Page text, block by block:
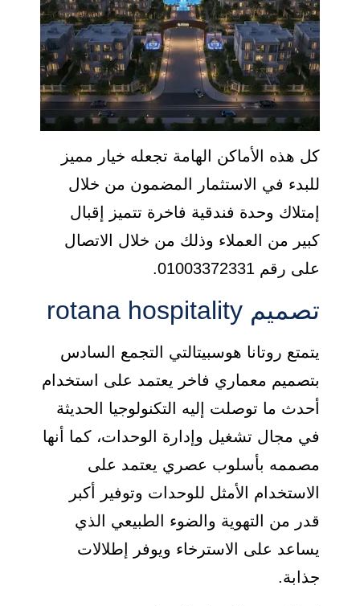
كل هذه الأماكن الهامة تجعله خيار مميز
للبدء في الاستثمار المضمون من خلال
إمتلاك وحدة فندقية فاخرة تتميز إقبال
كبير من العملاء وذلك من خلال الاتصال
على رقم 01003372331.
تصميم rotana hospitality
يتمتع روتانا هوسبيتالتي التجمع السادس
بتصميم معماري فاخر يعتمد على استخدام
أحدث ما توصلت إليه التكنولوجيا الحديثة
في مجال تشغيل وإدارة الوحدات، كما أنها
مصممه بأسلوب عصري يعتمد على
الاستخدام الأمثل للوحدات وتوفير أكبر
قدر من التهوية والضوء الطبيعي الذي
يساعد على الاسترخاء ويوفر إطلالات
جذابة.